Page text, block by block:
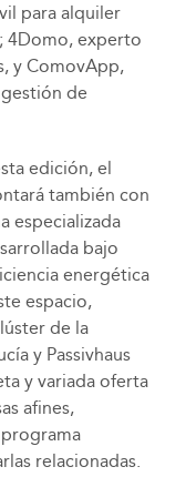
para alquiler
4Domo, experto
y ComovApp,
de
edición, el
también con
especializada
bajo
energética
espacio,
de la
y Passivhaus
y variada oferta
afines,
relacionadas.